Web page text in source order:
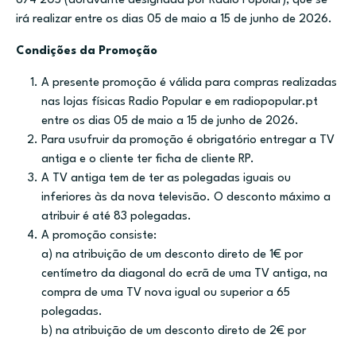
irá realizar entre os dias 05 de maio a 15 de junho de 2026.
Condições da Promoção
A presente promoção é válida para compras realizadas
nas lojas físicas Radio Popular e em radiopopular.pt
entre os dias 05 de maio a 15 de junho de 2026.
Para usufruir da promoção é obrigatório entregar a TV
antiga e o cliente ter ficha de cliente RP.
A TV antiga tem de ter as polegadas iguais ou
inferiores às da nova televisão. O desconto máximo a
atribuir é até 83 polegadas.
A promoção consiste:
a) na atribuição de um desconto direto de 1€ por
centímetro da diagonal do ecrã de uma TV antiga, na
compra de uma TV nova igual ou superior a 65
polegadas.
b) na atribuição de um desconto direto de 2€ por